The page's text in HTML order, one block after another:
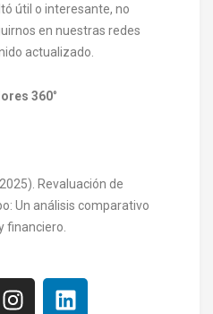
útil o interesante, no
en nuestras redes
actualizado.
360°
Revaluación de
Un análisis comparativo
financiero.